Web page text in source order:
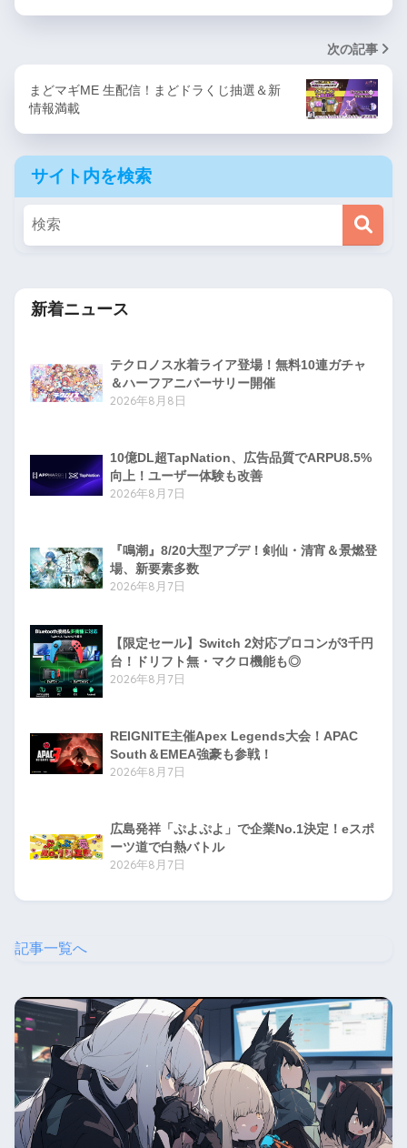
次の記事
まどマギME 生配信！まどドラくじ抽選＆新
情報満載
サイト内を検索
新着ニュース
テクロノス水着ライア登場！無料10連ガチャ
＆ハーフアニバーサリー開催
2026年8月8日
10億DL超TapNation、広告品質でARPU8.5%
向上！ユーザー体験も改善
2026年8月7日
『鳴潮』8/20大型アプデ！剣仙・清宵＆景燃登
場、新要素多数
2026年8月7日
【限定セール】Switch 2対応プロコンが3千円
台！ドリフト無・マクロ機能も◎
2026年8月7日
REIGNITE主催Apex Legends大会！APAC
South＆EMEA強豪も参戦！
2026年8月7日
広島発祥「ぷよぷよ」で企業No.1決定！eスポ
ーツ道で白熱バトル
2026年8月7日
記事一覧へ